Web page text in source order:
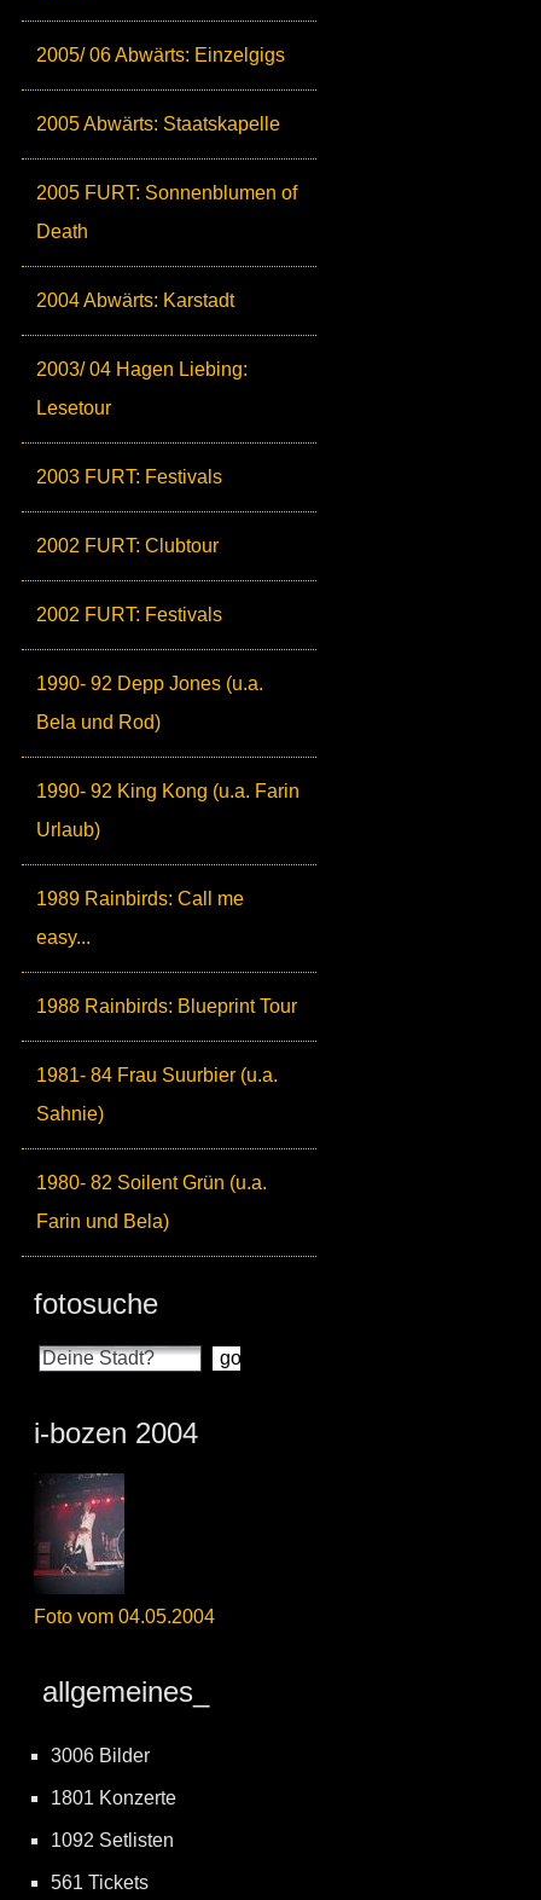
2005/ 06 Abwärts: Einzelgigs
2005 Abwärts: Staatskapelle
2005 FURT: Sonnenblumen of
Death
2004 Abwärts: Karstadt
2003/ 04 Hagen Liebing:
Lesetour
2003 FURT: Festivals
2002 FURT: Clubtour
2002 FURT: Festivals
1990- 92 Depp Jones (u.a.
Bela und Rod)
1990- 92 King Kong (u.a. Farin
Urlaub)
1989 Rainbirds: Call me
easy...
1988 Rainbirds: Blueprint Tour
1981- 84 Frau Suurbier (u.a.
Sahnie)
1980- 82 Soilent Grün (u.a.
Farin und Bela)
fotosuche
i-bozen 2004
Foto vom 04.05.2004
allgemeines_
3006 Bilder
1801 Konzerte
1092 Setlisten
561 Tickets